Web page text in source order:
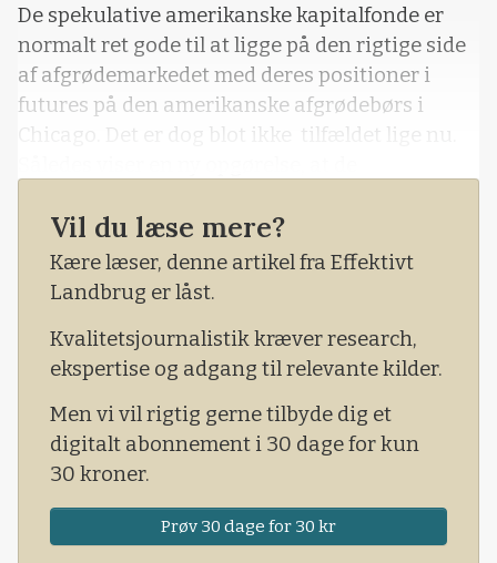
De spekulative amerikanske kapitalfonde er
normalt ret gode til at ligge på den rigtige side
af afgrødemarkedet med deres positioner i
futures på den amerikanske afgrødebørs i
Chicago. Det er dog blot ikke tilfældet lige nu.
skævt i markedet. Ifølge opgørelsen købte de
amerikanske kapitalfonde op i majs og
sojafutures i sidste uge. Således købte de store
majsfutures, så de
Vil du læse mere?
Kære læser, denne artikel fra Effektivt
Landbrug er låst.
Kvalitetsjournalistik kræver research,
ekspertise og adgang til relevante kilder.
Men vi vil rigtig gerne tilbyde dig et
digitalt abonnement i 30 dage for kun
30 kroner.
Prøv 30 dage for 30 kr